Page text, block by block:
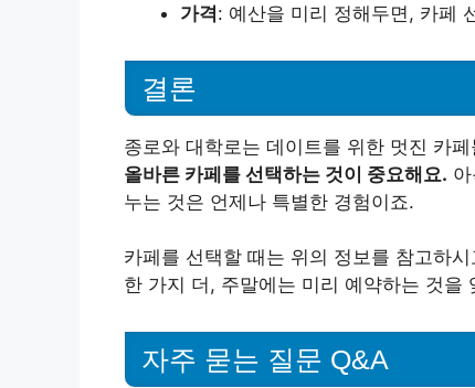
가격: 예산을 미리 정해두면, 카페
결론
종로와 대학로는 데이트를 위한 멋진 카
올바른 카페를 선택하는 것이 중요해요.
누는 것은 언제나 특별한 경험이죠.
카페를 선택할 때는 위의 정보를 참고하
한 가지 더, 주말에는 미리 예약하는 것을
자주 묻는 질문 Q&A